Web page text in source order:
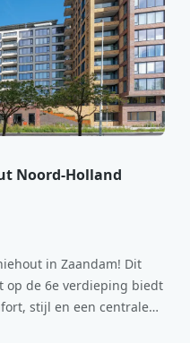
Noord-Holland
in Zaandam! Dit
op de 6e verdieping biedt
stijl en een centrale
per maand